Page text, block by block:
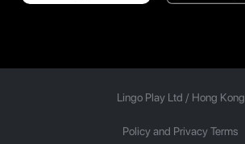
Lingo Play Ltd / Hong Kong
Policy and Privacy Terms